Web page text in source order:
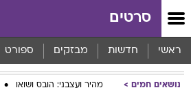
סרטים
ראשי חדשות מבזקים ספורט
נושאים חמים מהיר ועצבני: הובס ושואו